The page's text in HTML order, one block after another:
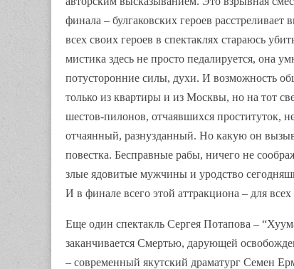
финала – булгаковских героев
всех своих героев в спектаклях стараюсь
мистика здесь не просто педалируется, она
потусторонние силы, духи. И возможность
только из квартиры и из Москвы, но на тот
шестов-пилонов, отчаявшихся проституток,
отчаянный, разнузданный. Но какую он
повестка. Бесправные рабы, ничего не
злые ядовитые мужчины и уродство
И в финале всего этой аттракциона – для
Еще один спектакль Сергея Потапова –
заканчивается Смертью, дарующей
– современный якутский драматург Семен